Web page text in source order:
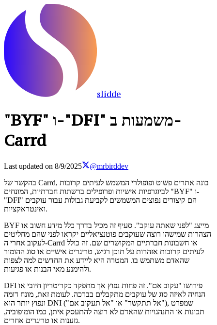
slidde
"BYF" ו-"DFI" משמעות ב-
Carrd
Last updated on 8/9/2025
@mrbirddev
בהקשר של Carrd, בונה אתרים פשוט ופופולרי המשמש לעיתים קרובות
לביוגרפיות אישיות ופרופילים ברשתות חברתיות, המונחים "BYF" ו-
"DFI" הם קיצורים נפוצים המשמשים לקביעת גבולות עבור עוקבים
ואינטראקציות.
BYF מייצג "לפני שאתה עוקב". סעיף זה מכיל בדרך כלל מידע חשוב או
הצהרות שמישהו רוצה שעוקבים פוטנציאליים יקראו לפני שהם מחליטים
לעקוב אחרי ה-Carrd או חשבונות חברתיים המקושרים שם. זה כולל
לעיתים קרובות אזהרות על תוכן רגיש, טריגרים אישיים או סוג ההומור
שהאדם משתמש בו. המטרה היא ליידע את החדשים למה לצפות
ולהימנע מאי הבנות או פגיעות.
DFI פירושו "עקוב אם". זה פחות נפוץ אך מתפקד כקריטריון חיובי או
הנחיה לאיזה סוג של עוקבים מתקבלים בברכה. לעומת זאת, מונח דומה
ונפוץ יותר הוא DNI ("אל תתקשר" או "אל תעקוב אם"), שמפרט
תכונות או התנהגויות שהאדם לא רוצה להתעסק איתן, כמו הומופוביה,
גזענות או טריגרים אחרים.